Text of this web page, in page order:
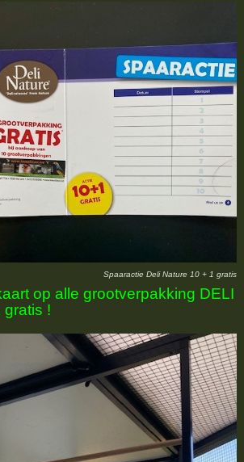
Spaaractie Deli Nature 10 + 1 gratis
op alle grootverpakking DELI
gratis !